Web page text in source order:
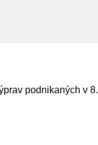
podnikaných v